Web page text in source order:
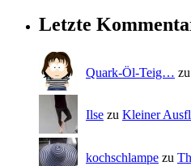
Letzte
Quark-Öl-Teig… zu
Ilse zu Kleiner
kochschlampe zu